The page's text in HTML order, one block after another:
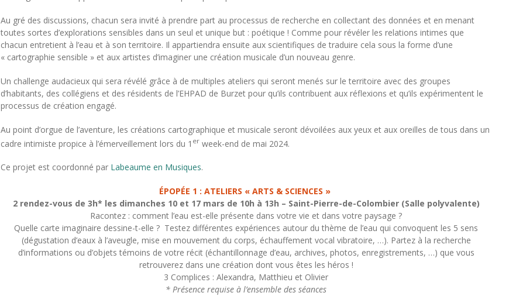
Au gré des discussions, chacun sera invité à prendre part au processus de recherche en collectant des données et en menant
toutes sortes d’explorations sensibles dans un seul et unique but : poétique ! Comme pour révéler les relations intimes que
chacun entretient à l’eau et à son territoire. Il appartiendra ensuite aux scientifiques de traduire cela sous la forme d’une
« cartographie sensible » et aux artistes d’imaginer une création musicale d’un nouveau genre.
Un challenge audacieux qui sera révélé grâce à de multiples ateliers qui seront menés sur le territoire avec des groupes
d’habitants, des collégiens et des résidents de l’EHPAD de Burzet pour qu’ils contribuent aux réflexions et qu’ils expérimentent le
processus de création engagé.
Au point d’orgue de l’aventure, les créations cartographique et musicale seront dévoilées aux yeux et aux oreilles de tous dans un
cadre intimiste propice à l’émerveillement lors du 1 er week-end de mai 2024.
Ce projet est coordonné par Labeaume en Musiques.
ÉPOPÉE 1 : ATELIERS « ARTS & SCIENCES »
2 rendez-vous de 3h* les dimanches 10 et 17 mars de 10h à 13h – Saint-Pierre-de-Colombier (Salle polyvalente)
Racontez : comment l’eau est-elle présente dans votre vie et dans votre paysage ?
Quelle carte imaginaire dessine-t-elle ? Testez différentes expériences autour du thème de l’eau qui convoquent les 5 sens
(dégustation d’eaux à l’aveugle, mise en mouvement du corps, échauffement vocal vibratoire, …). Partez à la recherche
d’informations ou d’objets témoins de votre récit (échantillonnage d’eau, archives, photos, enregistrements, …) que vous
retrouverez dans une création dont vous êtes les héros !
3 Complices : Alexandra, Matthieu et Olivier
* Présence requise à l’ensemble des séances